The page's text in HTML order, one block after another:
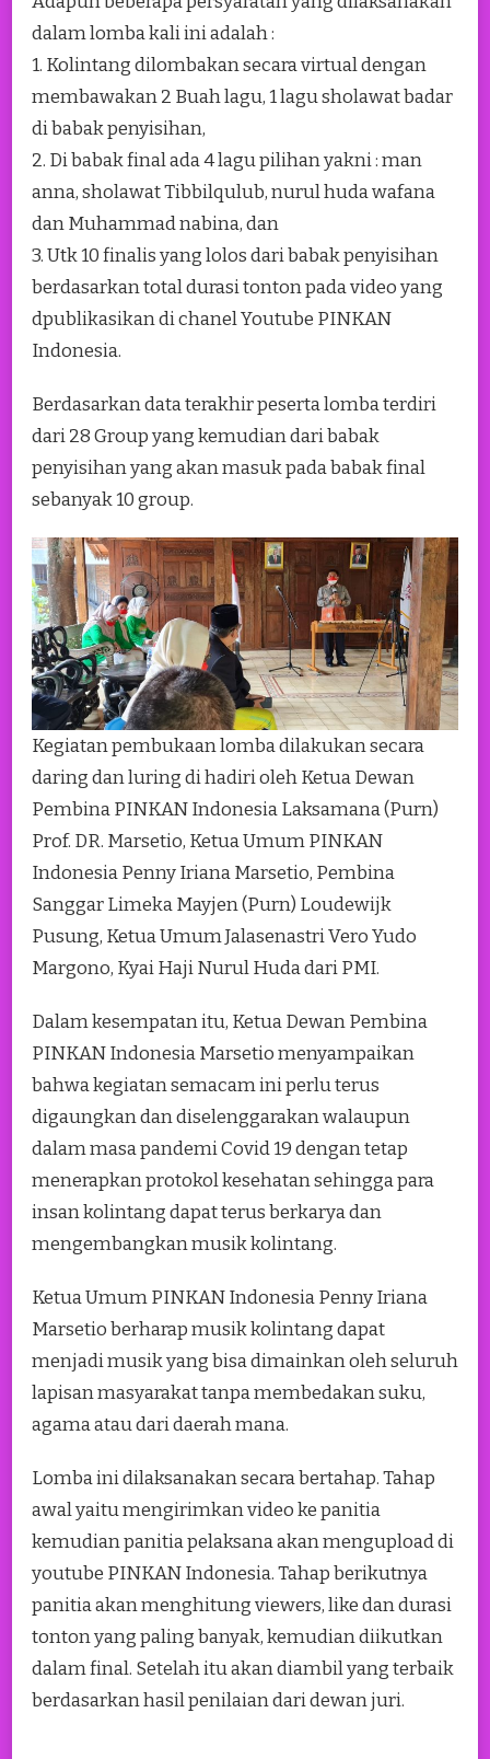
dalam lomba kali ini adalah :
1. Kolintang dilombakan secara virtual dengan
membawakan 2 Buah lagu, 1 lagu sholawat badar
di babak penyisihan,
2. Di babak final ada 4 lagu pilihan yakni : man
anna, sholawat Tibbilqulub, nurul huda wafana
dan Muhammad nabina, dan
3. Utk 10 finalis yang lolos dari babak penyisihan
berdasarkan total durasi tonton pada video yang
dpublikasikan di chanel Youtube PINKAN
Indonesia.
Berdasarkan data terakhir peserta lomba terdiri
dari 28 Group yang kemudian dari babak
penyisihan yang akan masuk pada babak final
sebanyak 10 group.
Kegiatan pembukaan lomba dilakukan secara
daring dan luring di hadiri oleh Ketua Dewan
Pembina PINKAN Indonesia Laksamana (Purn)
Prof. DR. Marsetio, Ketua Umum PINKAN
Indonesia Penny Iriana Marsetio, Pembina
Sanggar Limeka Mayjen (Purn) Loudewijk
Pusung, Ketua Umum Jalasenastri Vero Yudo
Margono, Kyai Haji Nurul Huda dari PMI.
Dalam kesempatan itu, Ketua Dewan Pembina
PINKAN Indonesia Marsetio menyampaikan
bahwa kegiatan semacam ini perlu terus
digaungkan dan diselenggarakan walaupun
dalam masa pandemi Covid 19 dengan tetap
menerapkan protokol kesehatan sehingga para
insan kolintang dapat terus berkarya dan
mengembangkan musik kolintang.
Ketua Umum PINKAN Indonesia Penny Iriana
Marsetio berharap musik kolintang dapat
menjadi musik yang bisa dimainkan oleh seluruh
lapisan masyarakat tanpa membedakan suku,
agama atau dari daerah mana.
Lomba ini dilaksanakan secara bertahap. Tahap
awal yaitu mengirimkan video ke panitia
kemudian panitia pelaksana akan mengupload di
youtube PINKAN Indonesia. Tahap berikutnya
panitia akan menghitung viewers, like dan durasi
tonton yang paling banyak, kemudian diikutkan
dalam final. Setelah itu akan diambil yang terbaik
berdasarkan hasil penilaian dari dewan juri.